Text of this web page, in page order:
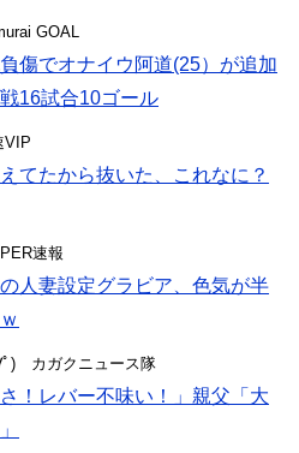
GOAL
傷でオナイウ阿道(25）が追加
16試合10ゴール
VIP
てたから抜いた、これなに？
速報
人妻設定グラビア、色気が半
)ゞカガクニュース隊
！レバー不味い！」親父「大